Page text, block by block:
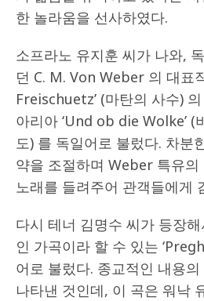
한 놀라움을 선사하였다.
소프라노 유지훈 씨가 나와,
던 C. M. Von Weber 의 대표
Freischuetz’ (마탄의 사수)
아리아 ‘Und ob die Wolke’ (
도) 를 독일어로 불렀다. 차분
약을 조절하며 Weber 특유의
노래를 들려주어 관객들에게
다시 테너 김명수 씨가 등장
인 가곡이라 할 수 있는
어로 불렀다. 종교적인 내용
나타낸 것인데, 이 곡은 워낙